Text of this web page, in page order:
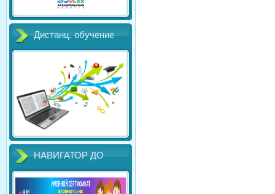
Дистанц. обучение
НАВИГАТОР ДО